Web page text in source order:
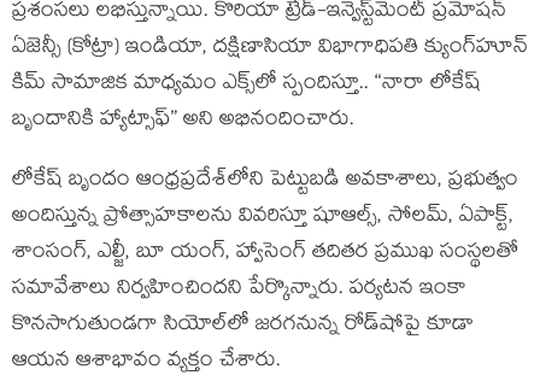
ప్రశంసలు లభిస్తున్నాయి. కొరియా ట్రేడ్-ఇన్వెస్ట్‌మెంట్ ప్రమోషన్
ఏజెన్సీ (కోట్రా) ఇండియా, దక్షిణాసియా విభాగాధిపతి క్యుంగ్‌హూన్
కిమ్ సామాజిక మాధ్యమం ఎక్స్‌లో స్పందిస్తూ.. “నారా లోకేష్
బృందానికి హ్యాట్సాఫ్” అని అభినందించారు.
లోకేష్ బృందం ఆంధ్రప్రదేశ్‌లోని పెట్టుబడి అవకాశాలు, ప్రభుత్వం
అందిస్తున్న ప్రోత్సాహకాలను వివరిస్తూ షూఆల్స్, సోలమ్, ఏపాక్ట్,
శాంసంగ్, ఎల్జీ, బూ యంగ్, హ్వాసెంగ్ తదితర ప్రముఖ సంస్థలతో
సమావేశాలు నిర్వహించిందని పేర్కొన్నారు. పర్యటన ఇంకా
కొనసాగుతుండగా సియోల్‌లో జరగనున్న రోడ్‌షోపై కూడా
ఆయన ఆశాభావం వ్యక్తం చేశారు.